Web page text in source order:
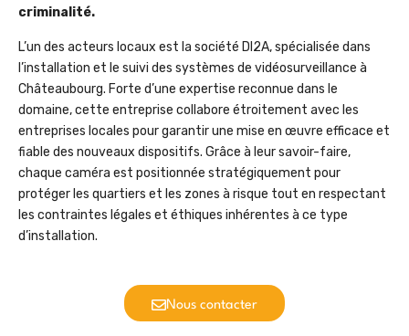
criminalité.
L’un des acteurs locaux est la société DI2A, spécialisée dans
l’installation et le suivi des systèmes de vidéosurveillance à
Châteaubourg. Forte d’une expertise reconnue dans le
domaine, cette entreprise collabore étroitement avec les
entreprises locales pour garantir une mise en œuvre efficace et
fiable des nouveaux dispositifs. Grâce à leur savoir-faire,
chaque caméra est positionnée stratégiquement pour
protéger les quartiers et les zones à risque tout en respectant
les contraintes légales et éthiques inhérentes à ce type
d’installation.
Nous contacter